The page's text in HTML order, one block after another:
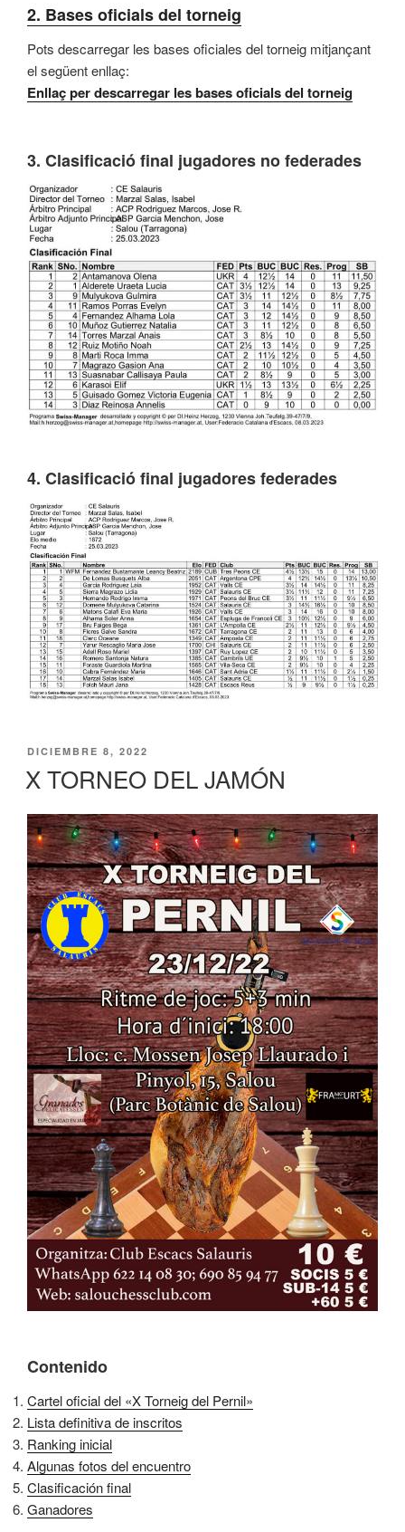
2. Bases oficials del torneig
Pots descarregar les bases oficiales del torneig mitjançant
el següent enllaç:
Enllaç per descarregar les bases oficials del torneig
3. Clasificació final jugadores no federades
4. Clasificació final jugadores federades
PUBLICADO
DICIEMBRE 8, 2022
X TORNEO DEL JAMÓN
Contenido
Cartel oficial del «X Torneig del Pernil»
Lista definitiva de inscritos
Ranking inicial
Algunas fotos del encuentro
Clasificación final
Ganadores